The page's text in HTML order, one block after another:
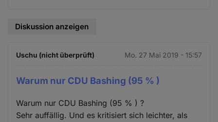
Diskussion anzeigen
Uschu (nicht überprüft) Mo. 27 Mai 2019 - 15:57
Warum nur CDU Bashing (95 % )
Warum nur CDU Bashing (95 % ) ?
Sehr auffällig. Und es kritisiert sich leichter, als